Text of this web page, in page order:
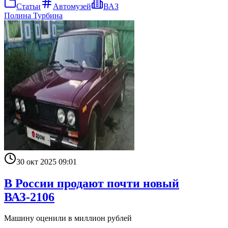
Статьи Автомузей
ВАЗ
Полина Турбина
30 окт 2025 09:01
В России продают почти новый
ВАЗ-2106
Машину оценили в миллион рублей